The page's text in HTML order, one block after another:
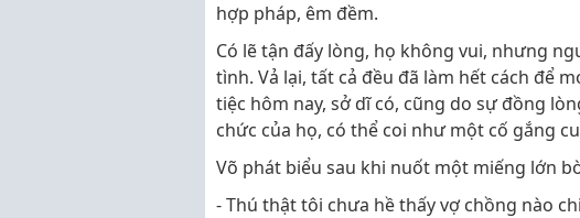
hợp pháp, êm đềm.
Có lẽ tận đấy lòng, họ không vui, nhưng
tình. Vả lại, tất cả đều đã làm hết cách để
tiệc hôm nay, sở dĩ có, cũng do sự đồng
chức của họ, có thể coi như một cố gắng
Võ phát biểu sau khi nuốt một miếng lớn
- Thú thật tôi chưa hề thấy vợ chồng nào